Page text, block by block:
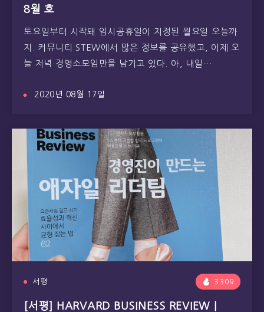
8월 호
토요일부터 시작돼 임시공휴일이 지정된 월요일 오늘까
지. 커뮤니티 STEW에서 많은 정보를 공유했고, 이제 오
늘 저녁 경영소모임만을 남기고 있다. 아, 내일…
2020년 08월 17일
서평 3309
[서평] HARVARD BUSINESS REVIEW |